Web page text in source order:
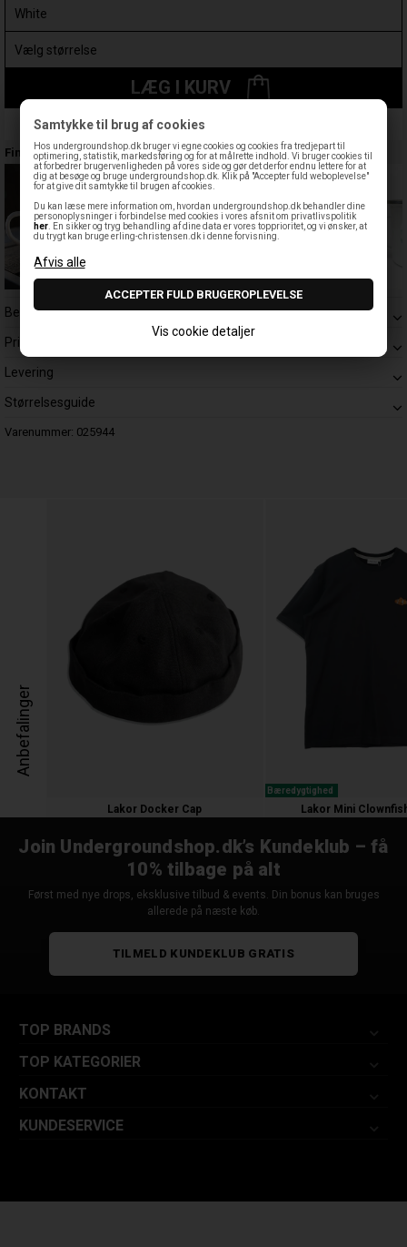
Samtykke til brug af cookies
Hos undergroundshop.dk bruger vi egne cookies og cookies fra tredjepart til
optimering, statistik, markedsføring og for at målrette indhold. Vi bruger cookies til
at forbedrer brugervenligheden på vores side og gør det derfor endnu lettere for at
dig at besøge og bruge undergroundshop.dk. Klik på "Accepter fuld weboplevelse"
for at give dit samtykke til brugen af cookies.
Du kan læse mere information om, hvordan undergroundshop.dk behandler dine
personoplysninger i forbindelse med cookies i vores afsnit om privatlivspolitik
her . En sikker og tryg behandling af dine data er vores topprioritet, og vi ønsker, at
du trygt kan bruge erling-christensen.dk i denne forvisning.
Vis cookie detaljer
LÆG I KURV
Leveringstid: 1-3 hverdage
Findes også:
Beskrivelse
Prisgaranti
Levering
Størrelsesguide
Varenummer: 025944
Anbefalinger
Lakor Docker Cap
Bæredygtighed
Lakor Mini
Join Undergroundshop.dk’s Kundeklub – få
10% tilbage på alt
Først med nye drops, eksklusive tilbud & events. Din bonus kan bruges
allerede på næste køb.
TILMELD KUNDEKLUB GRATIS
TOP BRANDS
TOP KATEGORIER
KONTAKT
KUNDESERVICE